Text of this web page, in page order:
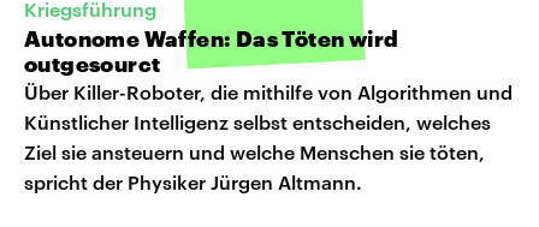
Kriegsführung
Autonome Waffen: Das Töten wird
outgesourct
Über Killer-Roboter, die mithilfe von Algorithmen und
Künstlicher Intelligenz selbst entscheiden, welches
Ziel sie ansteuern und welche Menschen sie töten,
spricht der Physiker Jürgen Altmann.